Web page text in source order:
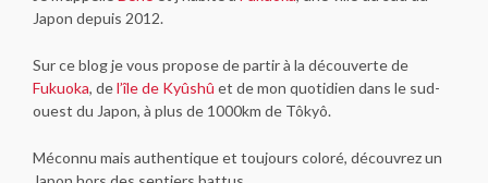
Japon depuis 2012.
Sur ce blog je vous propose de partir à la découverte de
Fukuoka, del’île de Kyûshû et de mon quotidien dans le sud-
ouest du Japon, à plus de 1000km de Tôkyô.
Méconnu mais authentique et toujours coloré, découvrez un